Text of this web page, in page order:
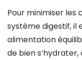
Pour minimiser les
système digestif, il
alimentation
de bien